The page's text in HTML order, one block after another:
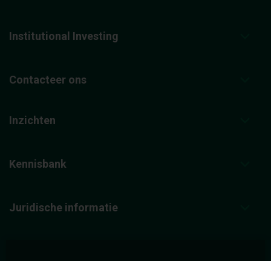
Institutional Investing
Contacteer ons
Inzichten
Kennisbank
Juridische informatie